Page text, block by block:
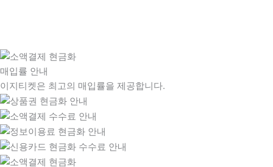
매입률 안내
이지티켓은 최고의 매입률을 제공합니다.